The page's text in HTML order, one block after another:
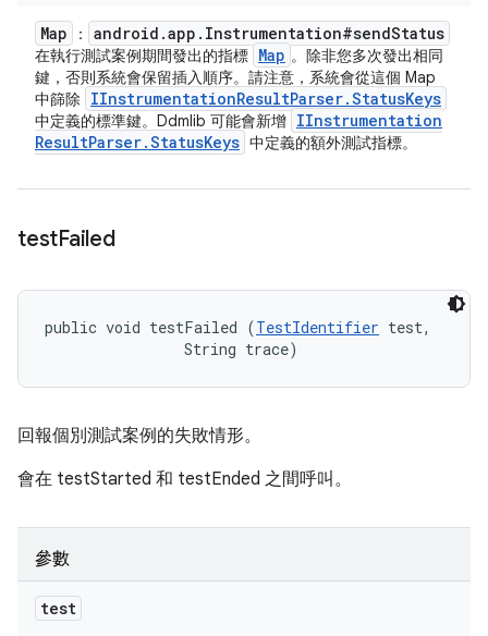
Map ： android .app . Instrumentation#sendStatus
在執行測試案例期間發出的指標 Map 。除非您多次發出相同
鍵，否則系統會保留插入順序。請注意，系統會從這個 Map
中篩除
IInstrumentationResultParser.StatusKeys
中定義的標準鍵。Ddmlib 可能會新增 IInstrumentation
ResultParser.StatusKeys 中定義的額外測試指標。
testFailed
public void testFailed (TestIdentifier test,
                String trace)
回報個別測試案例的失敗情形。
會在 testStarted 和 testEnded 之間呼叫。
參數
test